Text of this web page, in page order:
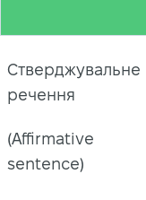
Стверджувальне
речення
(Affirmative
sentence)